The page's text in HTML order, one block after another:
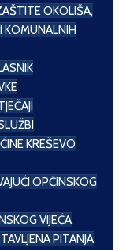
OKOLIŠA,
KOMUNALNIH
KREŠEVO
OPĆINSKOG
VIJEĆA
PITANJA